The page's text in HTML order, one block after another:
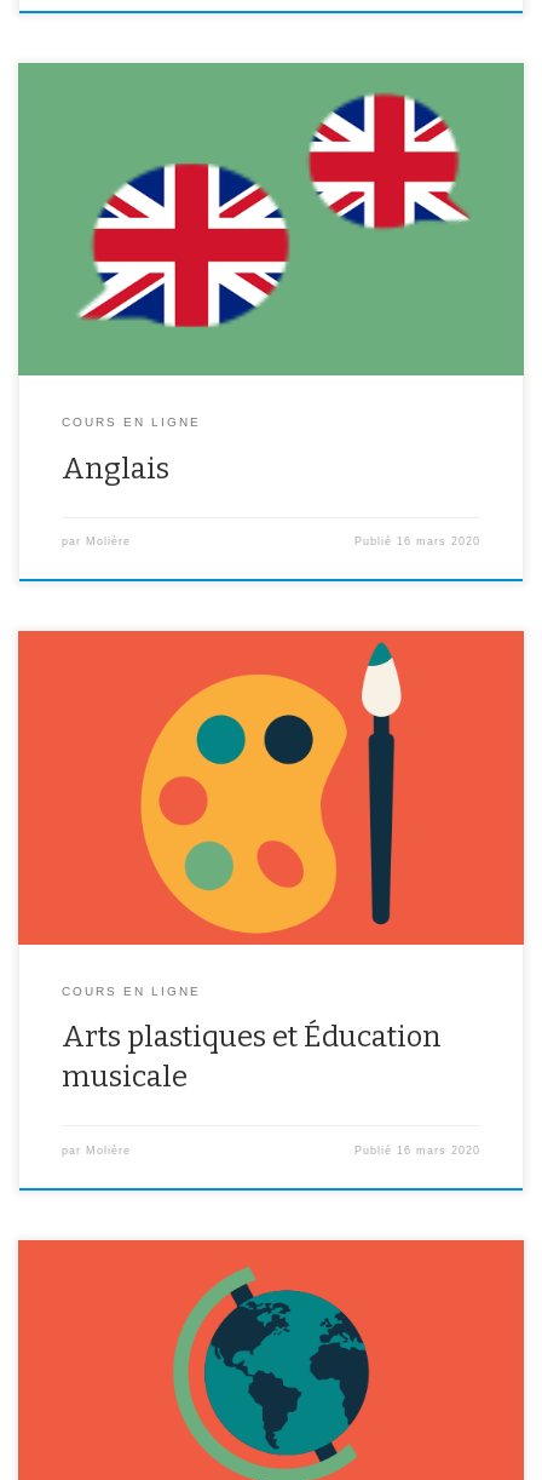
Pour tous les niveaux, des activités seront mises régulièrement en
ligne . Vous trouverez les liens ci-dessous. Des corrections seront
postées également régulièrement pour vous permettre de vous
auto-corriger. Si vous avez des questions, n’hésitez pas à écrire à
votre professeur! 6ème :
https://padlet.com/languesmoliere/e4d5tdmo8v8k5ème :
https://fr.padlet.com/languesmoliere/rt2brkqc8bo 3ème :
https://padlet.com/isabellebussmann/English3em Pour […]
COURS EN LIGNE
Anglais
par Molière Publié 16 mars 2020
L’Education Musicale et l’Arts-Plastiques proposent aux élèves un
projet artistique commun autour des 4 éléments (l’Eau, le Feu,
l’Air, la Terre) dont l’ensemble des consignes par niveau se
trouvent dans les liens ci-dessous. 6ème : l’Eau
https://padlet.com/hoel_lenan/eau 5ème : le Feu
https://padlet.com/leopoldinel/feu 4ème : l’Air
https://padlet.com/leopoldinel/air 3ème : la Terre
https://padlet.com/leopoldinel/terre A notre retour […]
COURS EN LIGNE
Arts plastiques et Éducation
musicale
par Molière Publié 16 mars 2020
Voici les adresses des padlets d’Histoire-Géographie pour les
élèves des classes suivantes : (Si les liens ne s’ouvrent pas quand
vous cliquez dessus, copiez le lien et collez le directement dans
l’espace de la barre de recherche). 6ème A et 6ème E :
https://padlet.com/charlinedutarte/Bookmarks 6ème B et 6ème C